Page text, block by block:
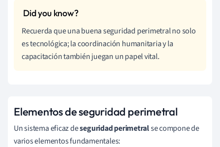
Recuerda que una buena seguridad perimetral no solo
es tecnológica; la coordinación humanitaria y la
capacitación también juegan un papel vital.
Elementos de seguridad perimetral
Un sistema eficaz deseguridad perimetralse compone de
varios elementos fundamentales: